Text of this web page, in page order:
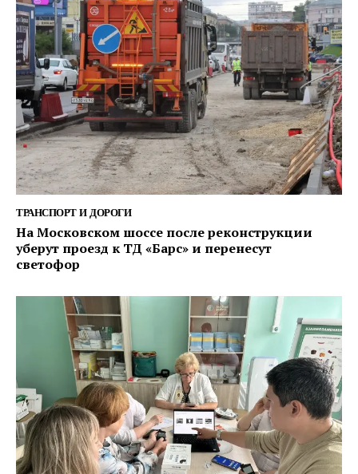
ТРАНСПОРТ И ДОРОГИ
На Московском шоссе после реконструкции
уберут проезд к ТД «Барс» и перенесут
светофор